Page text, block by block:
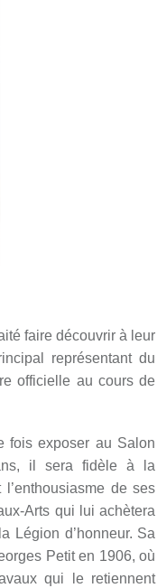
faire découvrir à leur
représentant du
officielle au cours de
exposer au Salon
il sera fidèle à la
de ses
Arts qui lui achètera
Légion d’honneur. Sa
Petit en 1906, où
qui le retiennent